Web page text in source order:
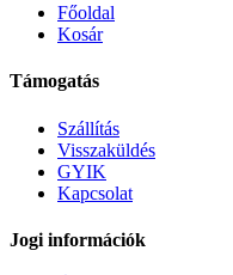
Főoldal
Kosár
Támogatás
Szállítás
Visszaküldés
GYIK
Kapcsolat
Jogi információk